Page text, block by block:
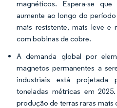
magnéticos. Espera-se
aumente ao longo do
mais resistente, mais leve e
com bobinas de cobre.
A demanda global por
magnetos permanentes a
industriais está projetada
toneladas métricas em
produção de terras raras mais